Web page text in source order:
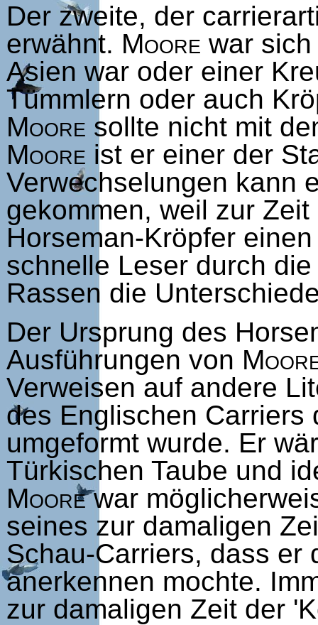
Der zweite, der
erwähnt. Moore war
Asien war oder einer
Tümmlern oder auch
Moore sollte nicht mit
Moore ist er einer der
Verwechselungen kann
gekommen, weil zur Zeit
Horseman-Kröpfer
schnelle Leser durch
Rassen die
Der Ursprung des
Ausführungen von
Verweisen auf andere
des Englischen Carriers
umgeformt wurde. Er
Türkischen Taube und
Moorewar
seines zur damaligen
Schau-Carriers, dass er
anerkennen mochte.
zur damaligen Zeit der